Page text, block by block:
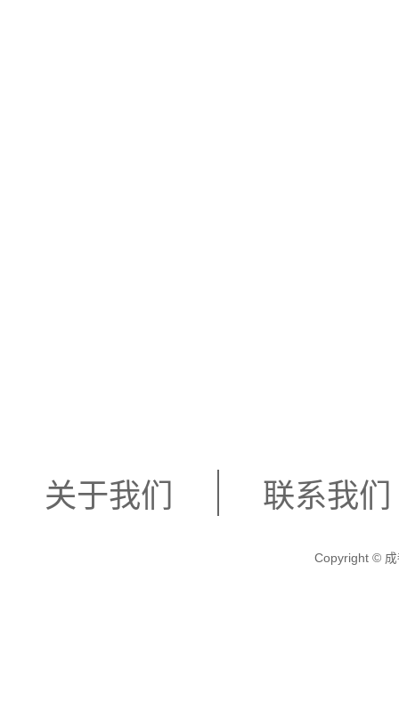
关于我们 联系我们
Copyright © 成